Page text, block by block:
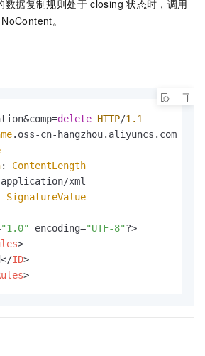
数据复制规则处于 closing 状态时，调用
。
delete HTTP/1.1
. oss-cn-hangzhou. aliyuncs . com
: ContentLength
SignatureValue
"1.0" encoding="UTF-8"
>
</ID>
>